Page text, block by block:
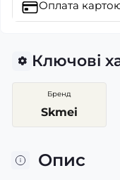
Оплата
Ключові
Бренд
Skmei
Опис